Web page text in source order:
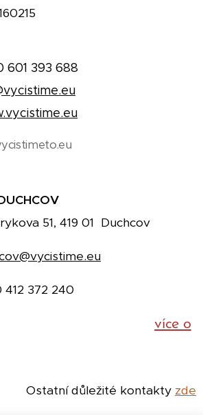
601 393 688
51, 419 01 Duchcov
372 240
více o
Ostatní důležité kontakty zde